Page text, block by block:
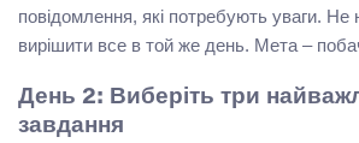
повідомлення, які потребують уваги. Не
вирішити все в той же день. Мета –
День 2: Виберіть три
завдання